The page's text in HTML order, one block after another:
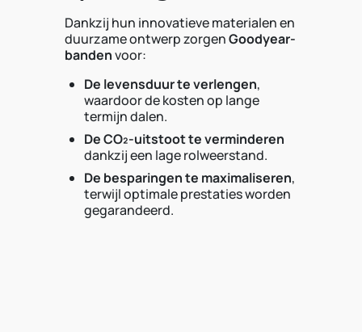
Dankzij hun innovatieve materialen en
duurzame ontwerp zorgenGoodyear-
bandenvoor:
De levensduur te verlengen,
waardoor de kosten op lange
termijn dalen.
De CO₂-uitstoot te verminderen
dankzij een lage rolweerstand.
De besparingen te maximaliseren,
terwijl optimale prestaties worden
gegarandeerd.